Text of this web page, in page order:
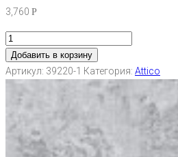
3,760 Р
Добавить в корзину
Артикул: 39220-1 Категория: Attico